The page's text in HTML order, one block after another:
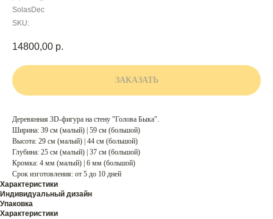
SolasDec
SKU:
14800,00 р.
ЗАКАЗАТЬ
Деревянная 3D-фигура на стену "Голова Быка".
Ширина: 39 см (малый) | 59 см (большой)
Высота: 29 см (малый) | 44 см (большой)
Глубина: 25 см (малый) | 37 см (большой)
Кромка: 4 мм (малый) | 6 мм (большой)
Срок изготовления: от 5 до 10 дней
Характеристики
Индивидуальный дизайн
Упаковка
Характеристики